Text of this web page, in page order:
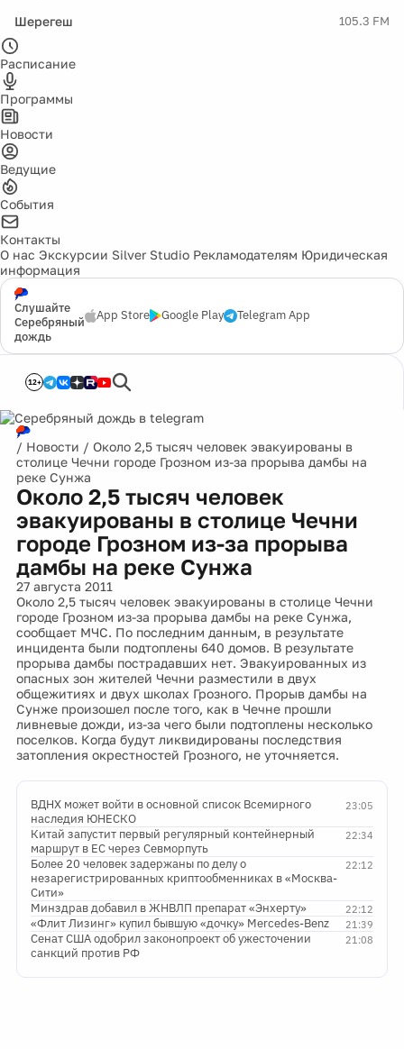
Шерегеш 105.3 FM
Расписание
Программы
Новости
Ведущие
События
Контакты
О нас Экскурсии Silver Studio Рекламодателям Юридическая
информация
Слушайте
Серебряный
дождь
App Store Google Play Telegram App
12+
/ Новости / Около 2,5 тысяч человек эвакуированы в
столице Чечни городе Грозном из-за прорыва дамбы на
реке Сунжа
Около 2,5 тысяч человек
эвакуированы в столице Чечни
городе Грозном из-за прорыва
дамбы на реке Сунжа
27 августа 2011
Около 2,5 тысяч человек эвакуированы в столице Чечни
городе Грозном из-за прорыва дамбы на реке Сунжа,
сообщает МЧС. По последним данным, в результате
инцидента были подтоплены 640 домов. В результате
прорыва дамбы пострадавших нет. Эвакуированных из
опасных зон жителей Чечни разместили в двух
общежитиях и двух школах Грозного. Прорыв дамбы на
Сунже произошел после того, как в Чечне прошли
ливневые дожди, из-за чего были подтоплены несколько
поселков. Когда будут ликвидированы последствия
затопления окрестностей Грозного, не уточняется.
23:05
ВДНХ может войти в основной список Всемирного
наследия ЮНЕСКО
22:34
Китай запустит первый регулярный контейнерный
маршрут в ЕС через Севморпуть
22:12
Более 20 человек задержаны по делу о
незарегистрированных криптообменниках в «Москва-
Сити»
22:12
Минздрав добавил в ЖНВЛП препарат «Энхерту»
21:39
«Флит Лизинг» купил бывшую «дочку» Mercedes-Benz
21:08
Сенат США одобрил законопроект об ужесточении
санкций против РФ